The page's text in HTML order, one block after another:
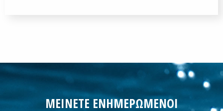
ΜΕΙΝΕΤΕ ΕΝΗΜΕΡΩΜΕΝΟΙ